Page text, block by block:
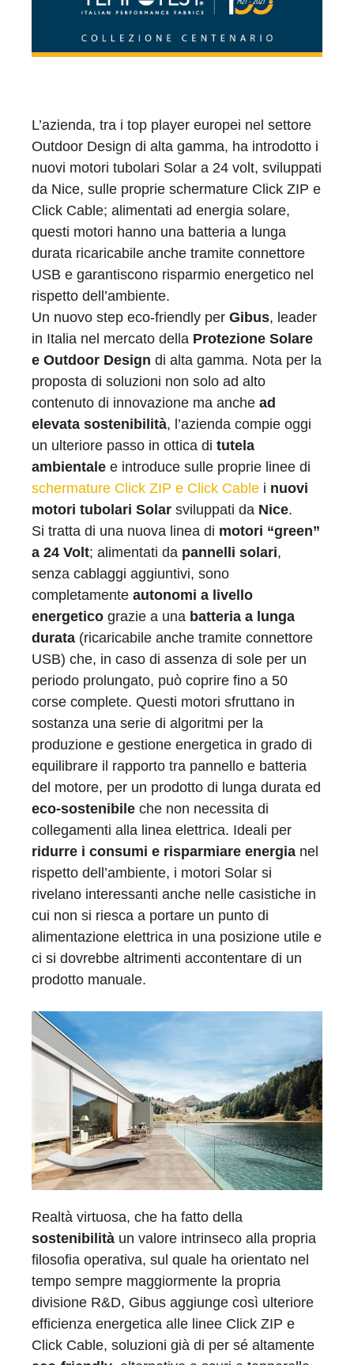
L’azienda, tra i top player europei nel settore
Outdoor Design di alta gamma, ha introdotto i
nuovi motori tubolari Solar a 24 volt, sviluppati
da Nice, sulle proprie schermature Click ZIP e
Click Cable; alimentati ad energia solare,
questi motori hanno una batteria a lunga
durata ricaricabile anche tramite connettore
USB e garantiscono risparmio energetico nel
rispetto dell’ambiente.
Un nuovo step eco-friendly per Gibus, leader
in Italia nel mercato della Protezione Solare
e Outdoor Design di alta gamma. Nota per la
proposta di soluzioni non solo ad alto
contenuto di innovazione ma anche ad
elevata sostenibilità, l’azienda compie oggi
un ulteriore passo in ottica di tutela
ambientale e introduce sulle proprie linee di
schermature Click ZIP e Click Cable i nuovi
motori tubolari Solar sviluppati da Nice.
Si tratta di una nuova linea di motori “green”
a 24 Volt; alimentati da pannelli solari,
senza cablaggi aggiuntivi, sono
completamente autonomi a livello
energetico grazie a una batteria a lunga
durata (ricaricabile anche tramite connettore
USB) che, in caso di assenza di sole per un
periodo prolungato, può coprire fino a 50
corse complete. Questi motori sfruttano in
sostanza una serie di algoritmi per la
produzione e gestione energetica in grado di
equilibrare il rapporto tra pannello e batteria
del motore, per un prodotto di lunga durata ed
eco-sostenibile che non necessita di
collegamenti alla linea elettrica. Ideali per
ridurre i consumi e risparmiare energia nel
rispetto dell’ambiente, i motori Solar si
rivelano interessanti anche nelle casistiche in
cui non si riesca a portare un punto di
alimentazione elettrica in una posizione utile e
ci si dovrebbe altrimenti accontentare di un
prodotto manuale.
Realtà virtuosa, che ha fatto della
sostenibilità un valore intrinseco alla propria
filosofia operativa, sul quale ha orientato nel
tempo sempre maggiormente la propria
divisione R&D, Gibus aggiunge così ulteriore
efficienza energetica alle linee Click ZIP e
Click Cable, soluzioni già di per sé altamente